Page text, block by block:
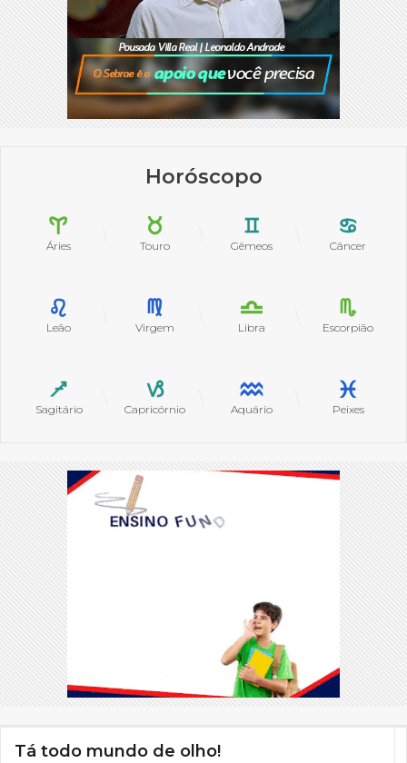
Horóscopo
Áries Touro Gêmeos Câncer
Leão Virgem Libra Escorpião
Sagitário Capricórnio Aquário Peixes
Tá todo mundo de olho!